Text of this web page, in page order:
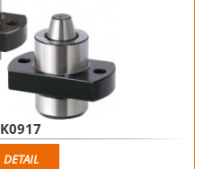
K0917
DETAIL